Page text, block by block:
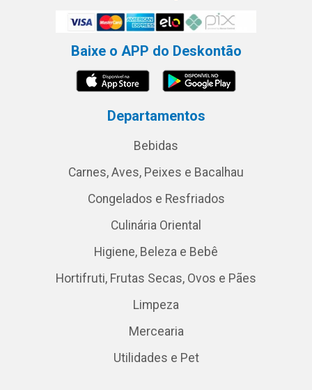
Baixe o APP do Deskontão
Departamentos
Bebidas
Carnes, Aves, Peixes e Bacalhau
Congelados e Resfriados
Culinária Oriental
Higiene, Beleza e Bebê
Hortifruti, Frutas Secas, Ovos e Pães
Limpeza
Mercearia
Utilidades e Pet